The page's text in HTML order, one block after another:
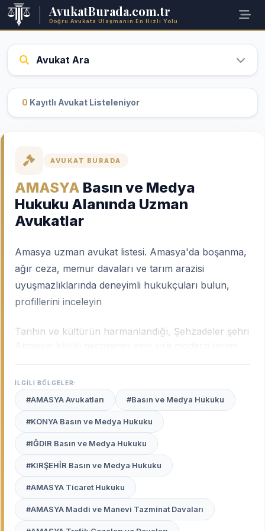
AvukatBurada.com.tr
Doğru Avukata Ulaşmanın En Hızlı Yolu
Avukat Ara
0 Kayıtlı Avukat Listeleniyor
AVUKAT BURADA
AMASYA Basın ve Medya
Hukuku Alanında Uzman
Avukatlar
Amasya uzman avukat listesi. Amasya'da boşanma,
ağır ceza, memur davaları ve tarım arazisi
uyuşmazlıklarında deneyimli hukukçuları bulun,
profillerini inceleyin
Tarihin ve kültürün harmanlandığı, Şehzadeler şehri
davalardan miras uyuşmazlıklarına, ticari
alacaklardan aile hukuku süreçlerine kadar geniş bir
yelpazede hukuki destek ihtiyacı doğurur.
uzman avukatları
, Yeşilırmak’ın iki yanına yayılan
bu şehrin yerel adli pratiklerini, bürokratik yapısını
ve insan profilini en iyi tanıyan profesyonellerdir.
Avukat Buradaplatformu, Amasya Adliyesi ve
mülhakat adliyelerinde haklarınızı titizlikle
savunacak, güvenilir ve deneyimli avukatları sizin
için bir araya getiriyor.
İLGİLİ BÖLGELER:
#AMASYA Avukatları #Basın ve Medya Hukuku
#KONYA Basın ve Medya Hukuku
#IĞDIR Basın ve Medya Hukuku
#KIRŞEHİR Basın ve Medya Hukuku
#AMASYA Ticaret Hukuku
#AMASYA Maddi ve Manevi Tazminat Davaları